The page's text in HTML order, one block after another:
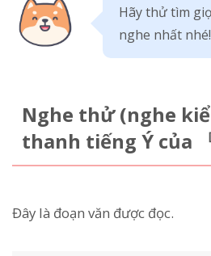
Hãy thử tìm
nghe nhất nhé!
Nghe thử (nghe
thanh tiếng Ý của
Đây là đoạn văn được đọc.